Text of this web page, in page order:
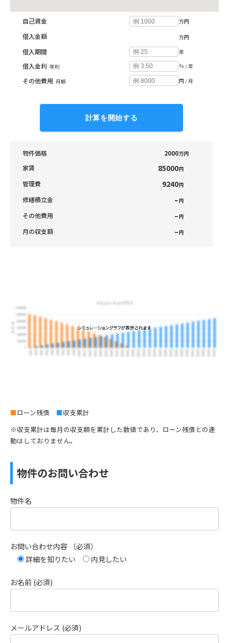
自己資金 万円
借入金額 万円
借入期間 年
借入金利 年利 ％ / 年
その他費用 月額 円 / 月
計算を開始する
物件価格 2000万円
家賃 85000円
管理費 9240円
修繕積立金 –円
その他費用 –円
月の収支額 –円
■ローン残債 ■収支累計
※収支累計は毎月の収支額を累計した数値であり、ローン残債との連
動はしておりません。
物件のお問い合わせ
物件名
お問い合わせ内容 （必須）
詳細を知りたい
内見したい
お名前 (必須)
メールアドレス (必須)